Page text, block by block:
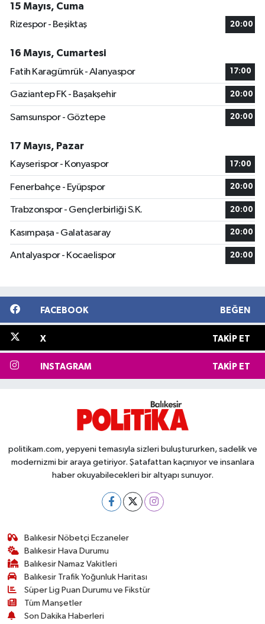
15 Mayıs, Cuma
Rizespor - Beşiktaş
20:00
16 Mayıs, Cumartesi
Fatih Karagümrük - Alanyaspor
17:00
Gaziantep FK - Başakşehir 20:00
Samsunspor - Göztepe 20:00
17 Mayıs, Pazar
Kayserispor - Konyaspor
17:00
Fenerbahçe - Eyüpspor 20:00
Trabzonspor - Gençlerbirliği S.K. 20:00
Kasımpaşa - Galatasaray 20:00
Antalyaspor - Kocaelispor 20:00
FACEBOOK BEĞEN
X TAKIP ET
INSTAGRAM TAKIP ET
politikam.com, yepyeni temasıyla sizleri buluştururken, sadelik ve
modernizmi bir araya getiriyor. Şatafattan kaçınıyor ve insanlara
haber okuyabilecekleri bir altyapı sunuyor.
Balıkesir Nöbetçi Eczaneler
Balıkesir Hava Durumu
Balıkesir Namaz Vakitleri
Balıkesir Trafik Yoğunluk Haritası
Süper Lig Puan Durumu ve Fikstür
Tüm Manşetler
Son Dakika Haberleri